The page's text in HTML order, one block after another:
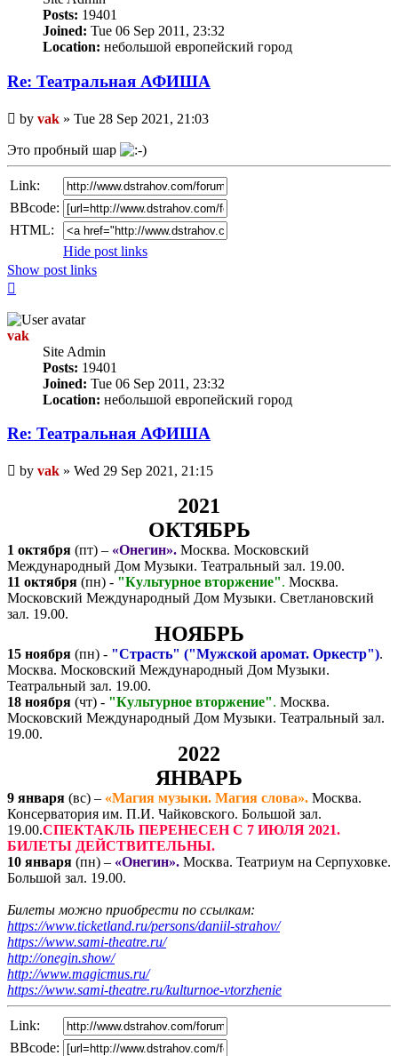
Posts: 19401
Joined: Tue 06 Sep 2011, 23:32
Location: небольшой европейский город
Re: Театральная АФИША
Unread
post
by vak » Tue 28 Sep 2021, 21:03
Это пробный шар
Link:
BBcode:
HTML:
Hide post links
Show post links
vak
Site Admin
Posts: 19401
Joined: Tue 06 Sep 2011, 23:32
Location: небольшой европейский город
Re: Театральная АФИША
Unread
post
by vak » Wed 29 Sep 2021, 21:15
2021
ОКТЯБРЬ
1 октября (пт) – «Онегин». Москва. Московский
Международный Дом Музыки. Театральный зал. 19.00.
11 октября (пн) - "Культурное вторжение". Москва.
Московский Международный Дом Музыки. Светлановский
зал. 19.00.
НОЯБРЬ
15 ноября (пн) - "Страсть" ("Мужской аромат. Оркестр").
Москва. Московский Международный Дом Музыки.
Театральный зал. 19.00.
18 ноября (чт) - "Культурное вторжение". Москва.
Московский Международный Дом Музыки. Театральный зал.
19.00.
2022
ЯНВАРЬ
9 января (вс) – «Магия музыки. Магия слова». Москва.
Консерватория им. П.И. Чайковского. Большой зал.
19.00.СПЕКТАКЛЬ ПЕРЕНЕСЕН С 7 ИЮЛЯ 2021.
БИЛЕТЫ ДЕЙСТВИТЕЛЬНЫ.
10 января (пн) – «Онегин». Москва. Театриум на Серпуховке.
Большой зал. 19.00.
Билеты можно приобрести по ссылкам:
https://www.ticketland.ru/persons/daniil-strahov/
https://www.sami-theatre.ru/
http://onegin.show/
http://www.magicmus.ru/
https://www.sami-theatre.ru/kulturnoe-vtorzhenie
Link:
BBcode: